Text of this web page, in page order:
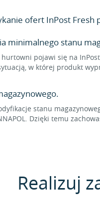
ofert InPost
minimalnego stanu
hurtowni pojawi się na
w której produkt
stanu
Dzięki temu
Realizuj